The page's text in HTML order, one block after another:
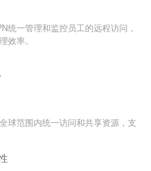
统一管理和监控员工的远程访问，
效率。
球范围内统一访问和共享资源，支